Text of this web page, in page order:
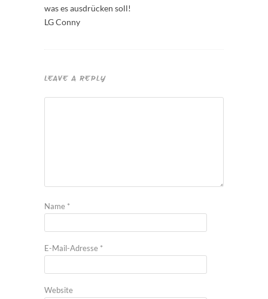
was es ausdrücken soll!
LG Conny
LEAVE A REPLY
Name *
E-Mail-Adresse *
Website